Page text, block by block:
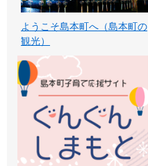
ようこそ島本町へ（島本町の
観光）